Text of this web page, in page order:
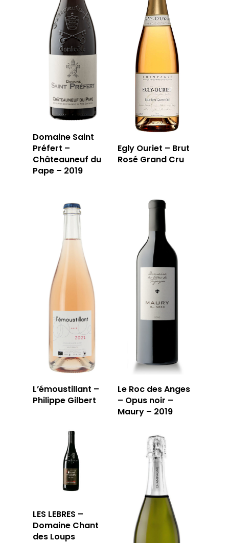
Domaine Saint
Préfert –
Châteauneuf du
Pape – 2019
Egly Ouriet – Brut
Rosé Grand Cru
L’émoustillant –
Philippe Gilbert
Le Roc des Anges
– Opus noir –
Maury – 2019
LES LEBRES –
Domaine Chant
des Loups